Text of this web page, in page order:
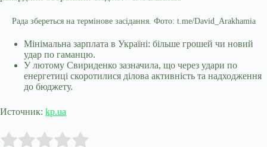
Рада збереться на термінове засідання. Фото: t.me/David_Arakhamia
Мінімальна зарплата в Україні: більше грошей чи новий
удар по гаманцю.
У лютому Свириденко зазначила, що через удари по
енергетиці скоротилися ділова активність та надходження
до бюджету.
Источник: kp.ua
Rate this item: